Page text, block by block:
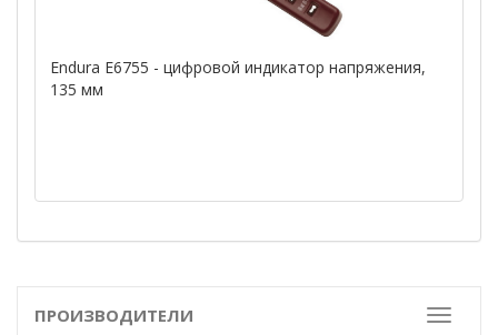
Endura E6755 - цифровой индикатор напряжения,
135 мм
Toggle
ПРОИЗВОДИТЕЛИ